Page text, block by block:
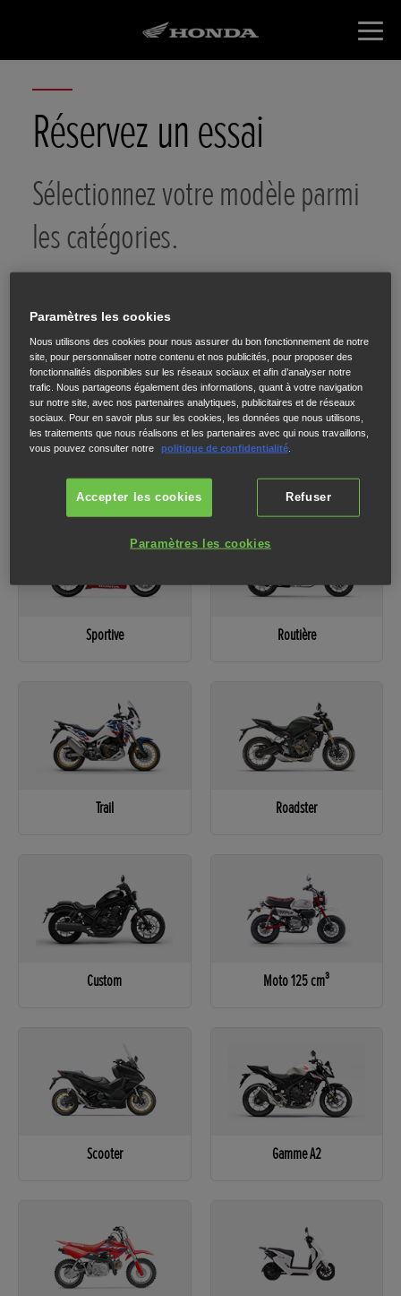
Réservez un essai
Sélectionnez votre modèle parmi
les catégories.
Choix de la
catégorie
1
Choix du
modèle
2
Vos
coordonnées
3
Sportive Routière
Trail Roadster
Custom Moto 125 cm³
Scooter Gamme A2
Paramètres les cookies
Nous utilisons des cookies pour nous assurer du bon fonctionnement de notre
site, pour personnaliser notre contenu et nos publicités, pour proposer des
fonctionnalités disponibles sur les réseaux sociaux et afin d’analyser notre
trafic. Nous partageons également des informations, quant à votre navigation
sur notre site, avec nos partenaires analytiques, publicitaires et de réseaux
sociaux. Pour en savoir plus sur les cookies, les données que nous utilisons,
les traitements que nous réalisons et les partenaires avec qui nous travaillons,
vous pouvez consulter notre
politique de confidentialité
Refuser
Accepter les cookies
Paramètres les cookies